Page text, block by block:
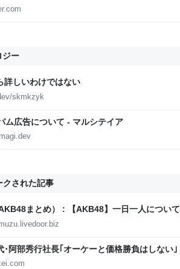
ターを食らった話→「返事がヤバい」「AIの反
」の声も
ジー
詳しいわけではない
skmkzyk
ム広告について - マルシテイア
クされた記事
まとめ） : 【AKB48】一日一人につい
美】 - livedoor Blog（ブログ）
･阿部秀行社長｢オーケーと価格勝負はしない